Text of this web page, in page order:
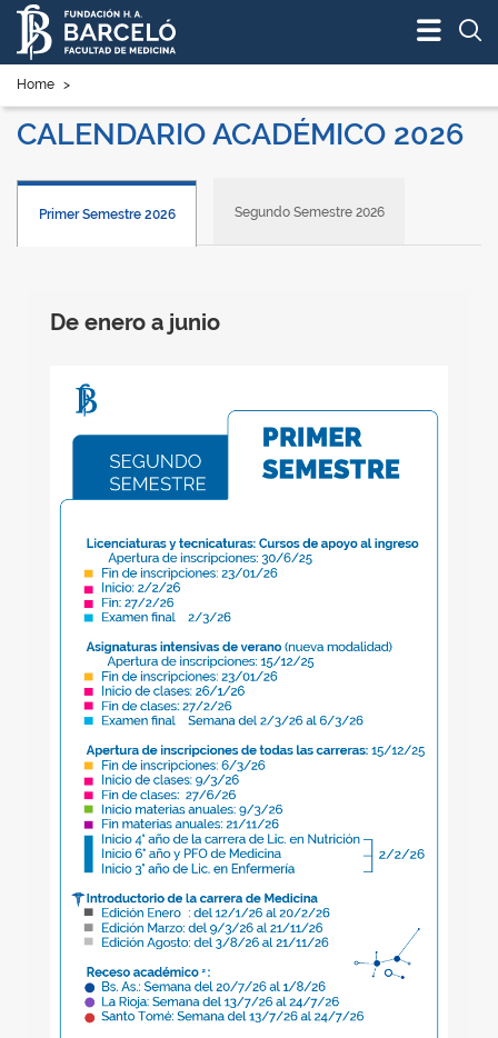
Home >
CALENDARIO ACADÉMICO 2026
Primer Semestre 2026 Segundo Semestre 2026
De enero a junio